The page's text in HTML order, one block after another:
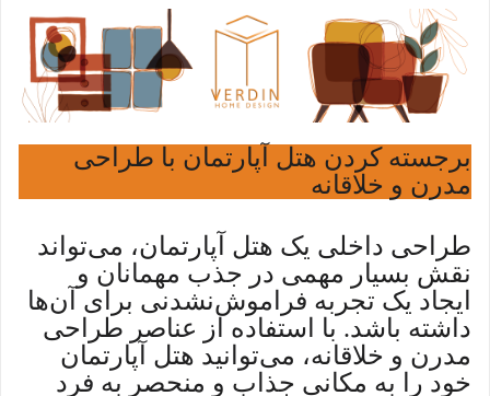
برجسته کردن هتل آپارتمان با طراحی
مدرن و خلاقانه
طراحی داخلی یک هتل آپارتمان، می‌تواند
نقش بسیار مهمی در جذب مهمانان و
ایجاد یک تجربه فراموش‌نشدنی برای آن‌ها
داشته باشد. با استفاده از عناصر طراحی
مدرن و خلاقانه، می‌توانید هتل آپارتمان
خود را به مکانی جذاب و منحصر به فرد